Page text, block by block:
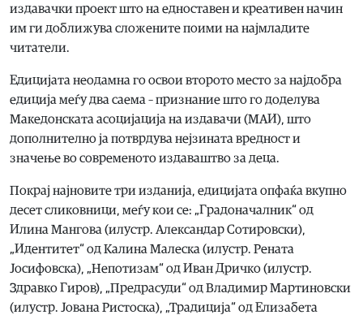
издавачки проект што на едноставен и креативен начин
им ги доближува сложените поими на најмладите
читатели.
Едицијата неодамна го освои второто место за најдобра
едиција меѓу два саема – признание што го доделува
Македонската асоцијација на издавачи (МАИ), што
дополнително ја потврдува нејзината вредност и
значење во современото издаваштво за деца.
Покрај најновите три изданија, едицијата опфаќа вкупно
десет сликовници, меѓу кои се: „Градоначалник“ од
Илина Мангова (илустр. Александар Сотировски),
„Идентитет“ од Калина Малеска (илустр. Рената
Јосифовска), „Непотизам“ од Иван Дричко (илустр.
Здравко Гиров), „Предрасуди“ од Владимир Мартиновски
(илустр. Јована Ристоска), „Традиција“ од Елизабета